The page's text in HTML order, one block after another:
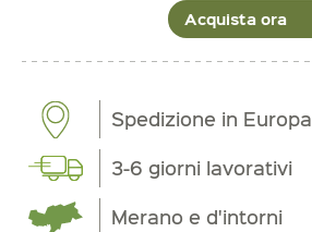
Acquista ora
Spedizione in Europa
3-6 giorni lavorativi
Merano e d'intorni